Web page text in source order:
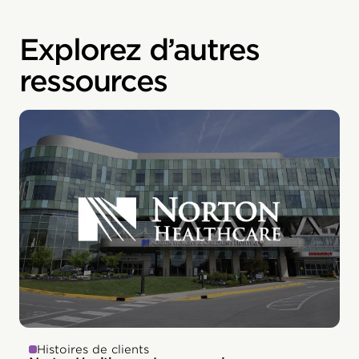
Explorez d’autres
ressources
Histoires de clients